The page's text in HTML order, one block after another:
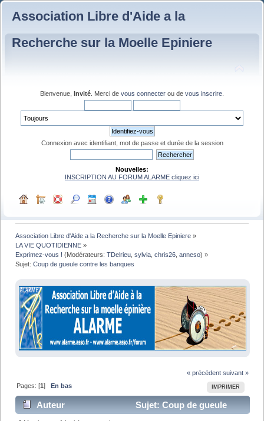
Association Libre d'Aide a la
Recherche sur la Moelle Epiniere
Bienvenue, Invité . Merci de vous connecter ou de vous inscrire
Connexion avec identifiant, mot de passe et durée de la session
Nouvelles:
INSCRIPTION AU FORUM ALARME cliquez ici
Association Libre d'Aide a la Recherche sur la Moelle Epiniere »
LA VIE QUOTIDIENNE »
Exprimez-vous ! (Modérateurs:TDelrieu ,sylvia ,chris26 ,anneso) »
Sujet:Coup de gueule contre les banques
« précédent suivant »
IMPRIMER
Pages: [1] En bas
Auteur
Sujet: Coup de gueule